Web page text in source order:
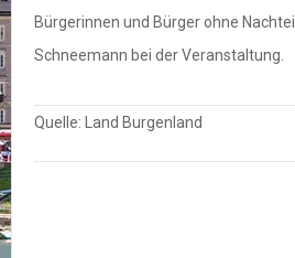
Bürgerinnen und Bürger ohne
Schneemann bei der Veranstaltung.
Quelle: Land Burgenland